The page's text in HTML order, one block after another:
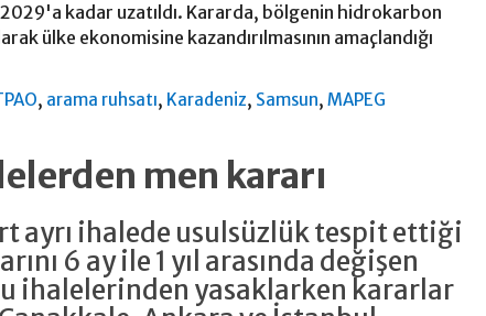
kadar uzatıldı. Kararda, bölgenin hidrokarbon
ülke ekonomisine kazandırılmasının amaçlandığı
, arama ruhsatı, Karadeniz, Samsun,MAPEG
men kararı
ayrı ihalede usulsüzlük tespit ettiği
6 ay ile 1 yıl arasında değişen
ihalelerinden yasaklarken kararlar